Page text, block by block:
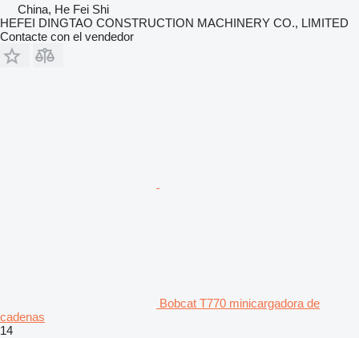
China, He Fei Shi
HEFEI DINGTAO CONSTRUCTION MACHINERY CO., LIMITED
Contacte con el vendedor
Bobcat T770 minicargadora de
cadenas
14